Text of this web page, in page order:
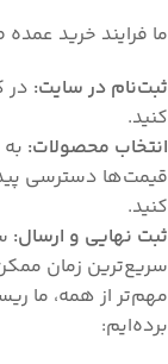
ما فرایند خرید
ثبت‌نام در سایت: در
کنید.
انتخاب محصولات:
قیمت‌ها دسترسی
کنید.
ثبت نهایی و ارسال:
سریع‌ترین زمان
مهم‌تر از همه، ما
برده‌ایم: